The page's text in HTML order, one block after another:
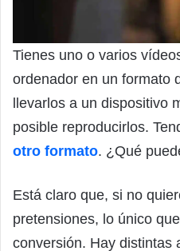
Tienes uno o varios
ordenador en un formato
llevarlos a un dispositivo
posible reproducirlos.
otro formato. ¿Qué
Está claro que, si no
pretensiones, lo único
conversión. Hay distintas